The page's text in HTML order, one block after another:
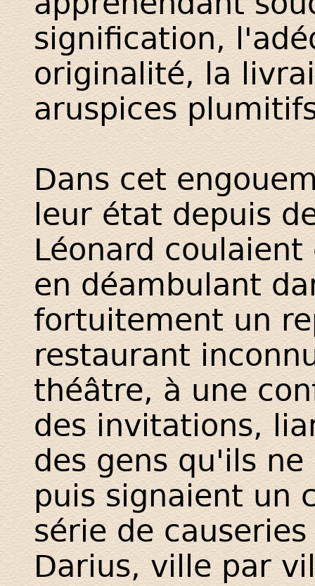
signification,
originalité, la
aruspices
Dans cet
leur état depuis
Léonard
en déambulant
fortuitement un
restaurant
théâtre, à une
des invitations,
des gens qu'ils
puis signaient un
série de
Darius, ville par